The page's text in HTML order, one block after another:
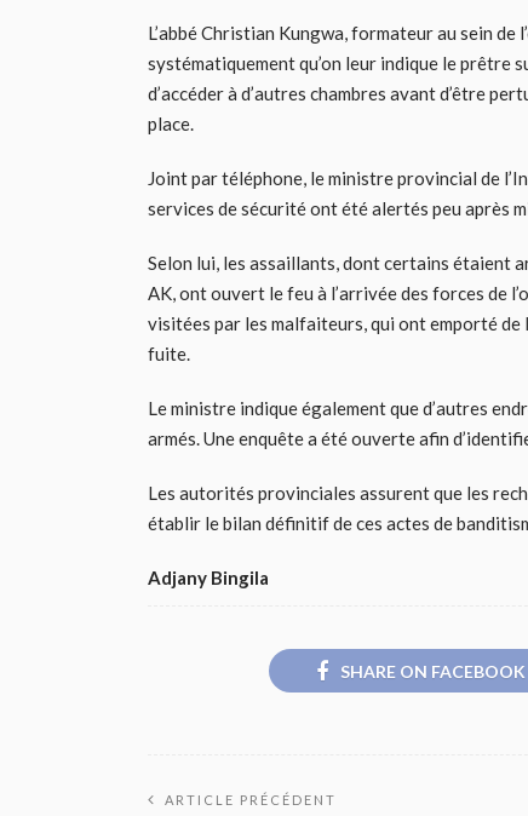
L’abbé Christian Kungwa, formateur au sein
systématiquement qu’on leur indique le prêtre
d’accéder à d’autres chambres avant d’être
place.
Joint par téléphone, le ministre provincial de
services de sécurité ont été alertés peu après
Selon lui, les assaillants, dont certains étaient
AK, ont ouvert le feu à l’arrivée des forces de
visitées par les malfaiteurs, qui ont emporté
fuite.
Le ministre indique également que d’autres
armés. Une enquête a été ouverte afin
Les autorités provinciales assurent que les
établir le bilan définitif de ces actes de
Adjany Bingila
SHARE ON FACEBOOK
ARTICLE PRÉCÉDENT